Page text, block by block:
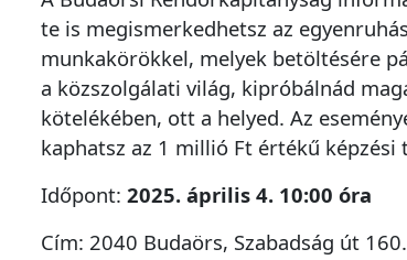
te is megismerkedhetsz az
munkakörökkel, melyek betöltésére
a közszolgálati világ, kipróbálnád
kötelékében, ott a helyed. Az
kaphatsz az 1 millió Ft értékű képzési
Időpont:2025. április 4. 10:00 óra
Cím: 2040 Budaörs, Szabadság út 160.